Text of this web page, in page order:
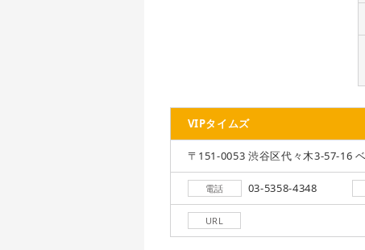
VIPタイムズ
〒151-0053 渋谷区代々木3-57-16
電話 03-5358-4348
URL